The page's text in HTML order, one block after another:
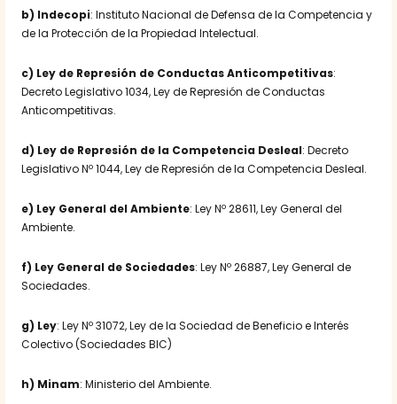
b) Indecopi: Instituto Nacional de Defensa de la Competencia y
de la Protección de la Propiedad Intelectual.
c) Ley de Represión de Conductas Anticompetitivas:
Decreto Legislativo 1034, Ley de Represión de Conductas
Anticompetitivas.
d) Ley de Represión de la Competencia Desleal: Decreto
Legislativo Nº 1044, Ley de Represión de la Competencia Desleal.
e) Ley General del Ambiente: Ley Nº 28611, Ley General del
Ambiente.
f) Ley General de Sociedades: Ley Nº 26887, Ley General de
Sociedades.
g) Ley: Ley Nº 31072, Ley de la Sociedad de Beneficio e Interés
Colectivo (Sociedades BIC)
h) Minam: Ministerio del Ambiente.